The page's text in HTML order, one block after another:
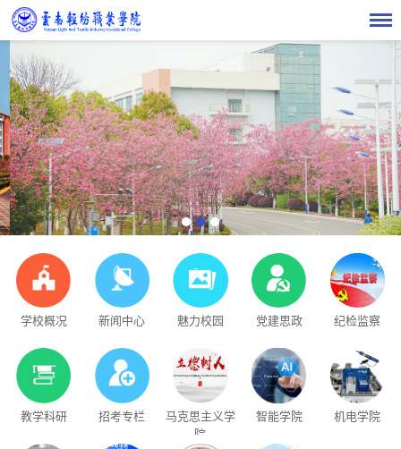
学校概况 新闻中心 魅力校园 党建思政 纪检监察
教学科研 招考专栏
马克思主义学
院
智能学院 机电学院